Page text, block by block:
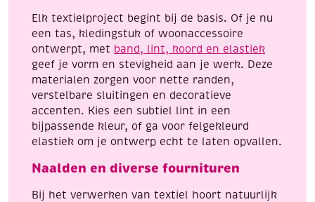
Elk textielproject begint bij de basis. Of je nu
een tas, kledingstuk of woonaccessoire
ontwerpt, met band, lint, koord en elastiek
geef je vorm en stevigheid aan je werk. Deze
materialen zorgen voor nette randen,
verstelbare sluitingen en decoratieve
accenten. Kies een subtiel lint in een
bijpassende kleur, of ga voor felgekleurd
elastiek om je ontwerp echt te laten opvallen.
Naalden en diverse fournituren
Bij het verwerken van textiel hoort natuurlijk